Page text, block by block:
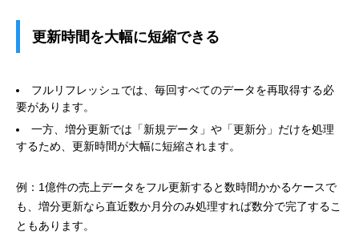
更新時間を大幅に短縮できる
フルリフレッシュでは、毎回すべてのデータを再取得する必
要があります。
一方、増分更新では「新規データ」や「更新分」だけを処理
するため、更新時間が大幅に短縮されます。
例：1億件の売上データをフル更新すると数時間かかるケースで
も、増分更新なら直近数か月分のみ処理すれば数分で完了するこ
ともあります。